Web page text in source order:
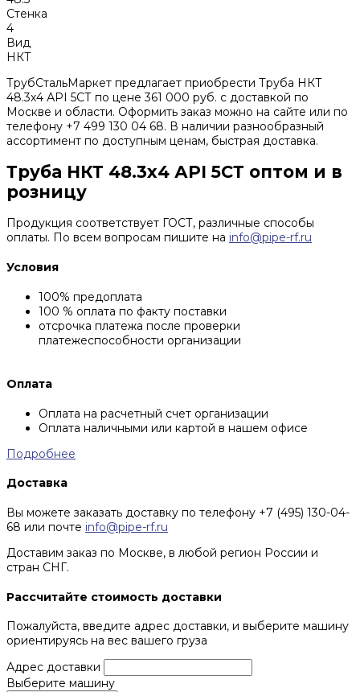
Стенка
4
Вид
НКТ
ТрубСтальМаркет предлагает приобрести Труба НКТ
48.3х4 АРI 5СТ по цене 361 000 руб. с доставкой по
Москве и области. Оформить заказ можно на сайте или по
телефону +7 499 130 04 68. В наличии разнообразный
ассортимент по доступным ценам, быстрая доставка.
Труба НКТ 48.3х4 АРI 5СТ оптом и в
розницу
Продукция соответствует ГОСТ, различные способы
оплаты. По всем вопросам пишите на info@pipe-rf.ru
Условия
100% предоплата
100 % оплата по факту поставки
отсрочка платежа после проверки
платежеспособности организации
Оплата
Оплата на расчетный счет организации
Оплата наличными или картой в нашем офисе
Подробнее
Доставка
Вы можете заказать доставку по телефону +7 (495) 130-04-
68 или почте info@pipe-rf.ru
Доставим заказ по Москве, в любой регион России и
стран СНГ.
Рассчитайте стоимость доставки
Пожалуйста, введите адрес доставки, и выберите машину
ориентируясь на вес вашего груза
Адрес доставки
Выберите машину